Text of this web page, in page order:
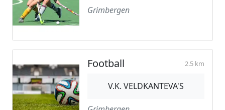
Grimbergen
Football 2.5 km
V.K. VELDKANTEVA'S